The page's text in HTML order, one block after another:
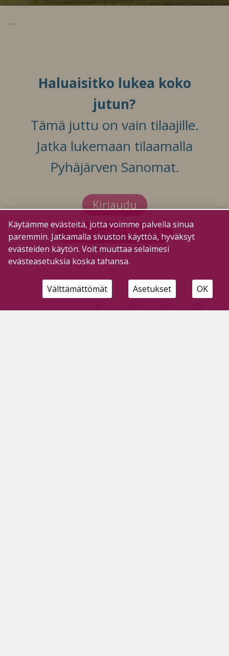
…
Haluaisitko lukea koko
jutun?
Tämä juttu on vain tilaajille.
Jatka lukemaan tilaamalla
Pyhäjärven Sanomat.
Kirjaudu
Tilausvaihtoehdot
Käytämme evästeitä, jotta voimme palvella sinua
paremmin. Jatkamalla sivuston käyttöä, hyväksyt
evästeiden käytön. Voit muuttaa selaimesi
evästeasetuksia koska tahansa.
Välttämättömät Asetukset OK